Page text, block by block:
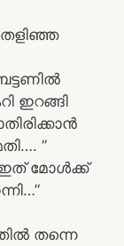
ഇറങ്ങി
”
മോൾക്ക്
തന്നെ